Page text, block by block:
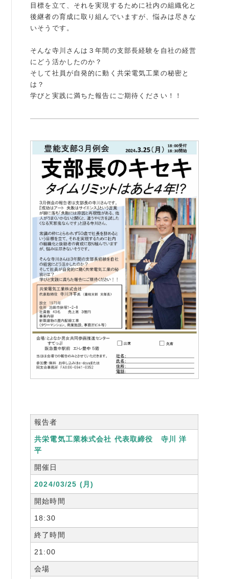
同友会の地域づくり
産官学連携
障がい者雇用
例会案内・活動報告
例会案内・活動報告
入会案内
入会案内
よくある質問
事務局
事務局のご案内
コンテンツ
コラム
書籍紹介
06-6944-1251
FAX: 06-6941-8352
大阪市中央区農人橋2丁目-1-30 谷町八木ビル4F
目標を立て、それを実現するために社内の組織化と
後継者の育成に取り組んでいますが、悩みは尽きな
いそうです。
そんな寺川さんは３年間の支部長経験を自社の経営
にどう活かしたのか？
そして社員が自発的に動く共栄電気工業の秘密と
は？
学びと実践に満ちた報告にご期待ください！！
報告者
共栄電気工業株式会社 代表取締役 寺川 洋
平
開催日
2024/03/25 (月)
開始時間
18:30
終了時間
21:00
会場